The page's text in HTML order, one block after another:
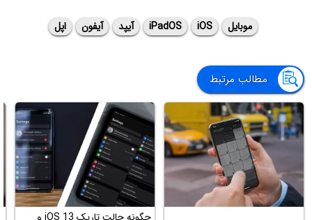
موبایل iOS
iPadOS آیپد آیفون اپل
مطالب مرتبط